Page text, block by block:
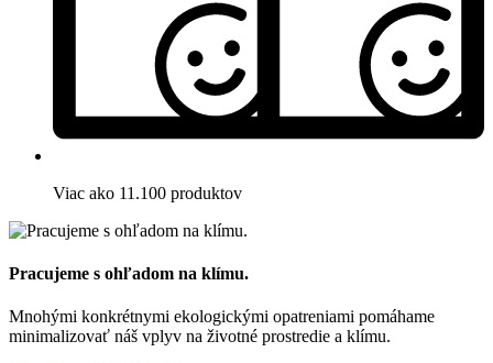
Viac ako 11.100 produktov
Pracujeme s ohľadom na klímu.
Mnohými konkrétnymi ekologickými opatreniami pomáhame
minimalizovať náš vplyv na životné prostredie a klímu.